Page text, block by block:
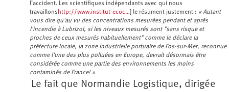
l’accident. Les scientifiques indépendants avec qui nous
travaillons http://www.institut-ecoc… ] le résument justement : « Autant
vous dire qu'au vu des concentrations mesurées pendant et après
l'incendie à Lubrizol, si les niveaux mesurés sont "sans risque et
proches de ceux mesurés habituellement" comme le déclare la
préfecture locale, la zone industrielle portuaire de Fos-sur-Mer, reconnue
comme l’une des plus polluées en Europe, devrait désormais être
considérée comme une partie des environnements les moins
contaminés de France! »
Le fait que Normandie Logistique, dirigée